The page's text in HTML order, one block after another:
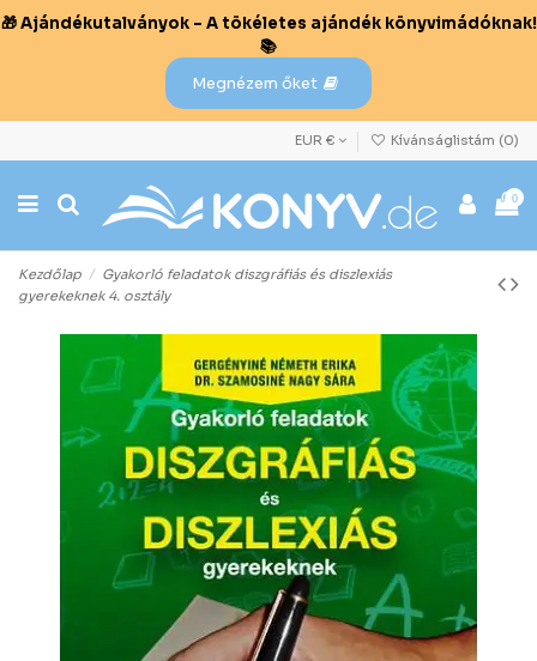
🎁 Ajándékutalványok – A tökéletes ajándék könyvimádóknak!
📚
Megnézem őket
EUR € Kívánságlistám (0)
0
Kezdőlap
Gyakorló feladatok diszgráfiás és diszlexiás
gyerekeknek 4. osztály